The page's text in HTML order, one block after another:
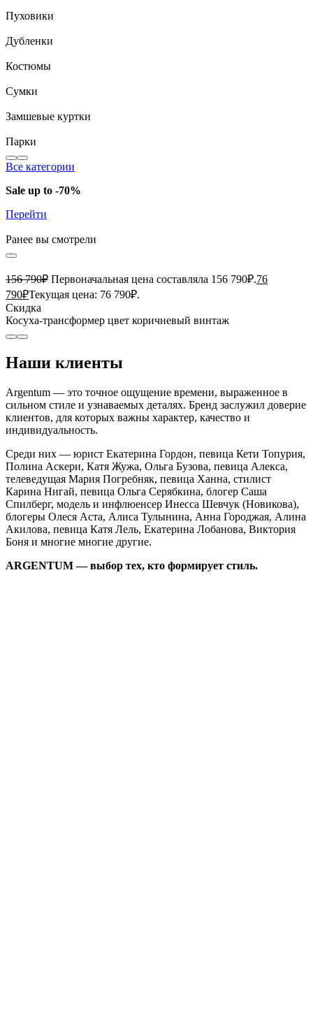
Пуховики
Дубленки
Костюмы
Сумки
Замшевые куртки
Парки
Все категории
Sale up to -70%
Перейти
Ранее вы смотрели
156 790₽ Первоначальная цена составляла 156 790₽.76
790₽Текущая цена: 76 790₽.
Скидка
Косуха-трансформер цвет коричневый винтаж
Наши клиенты
Argentum — это точное ощущение времени, выраженное в
сильном стиле и узнаваемых деталях. Бренд заслужил доверие
клиентов, для которых важны характер, качество и
индивидуальность.
Среди них — юрист Екатерина Гордон, певица Кети Топурия,
Полина Аскери, Катя Жужа, Ольга Бузова, певица Алекса,
телеведущая Мария Погребняк, певица Ханна, стилист
Карина Нигай, певица Ольга Серябкина, блогер Саша
Спилберг, модель и инфлюенсер Инесса Шевчук (Новикова),
блогеры Олеся Аста, Алиса Тулынина, Анна Городжая, Алина
Акилова, певица Катя Лель, Екатерина Лобанова, Виктория
Боня и многие многие другие.
ARGENTUM — выбор тех, кто формирует стиль.